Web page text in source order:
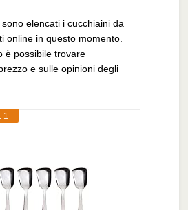
elencati i cucchiaini da
online in questo momento.
è possibile trovare
e sulle opinioni degli
1